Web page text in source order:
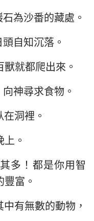
33 34
35
40 41
42
47 48
49
68
75 76
77
82
89 90
91
為沙番的藏處。
自知沉落。
就都爬出來。
神尋求食物。
洞裡。
。
多！都是你用智
富。
有無數的動物，